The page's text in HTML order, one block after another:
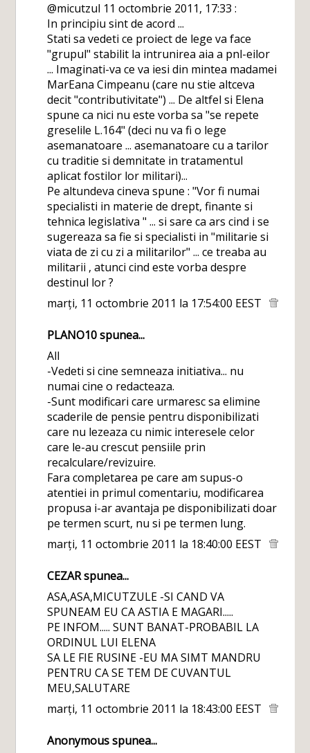
@micutzul 11 octombrie 2011, 17:33 :
In principiu sint de acord ...
Stati sa vedeti ce proiect de lege va face
"grupul" stabilit la intrunirea aia a pnl-eilor
... Imaginati-va ce va iesi din mintea madamei
MarEana Cimpeanu (care nu stie altceva
decit "contributivitate") ... De altfel si Elena
spune ca nici nu este vorba sa "se repete
greselile L.164" (deci nu va fi o lege
asemanatoare ... asemanatoare cu a tarilor
cu traditie si demnitate in tratamentul
aplicat fostilor lor militari)...
Pe altundeva cineva spune : "Vor fi numai
specialisti in materie de drept, finante si
tehnica legislativa " ... si sare ca ars cind i se
sugereaza sa fie si specialisti in "militarie si
viata de zi cu zi a militarilor" ... ce treaba au
militarii , atunci cind este vorba despre
destinul lor ?
marți, 11 octombrie 2011 la 17:54:00 EEST
PLANO10spunea...
All
-Vedeti si cine semneaza initiativa... nu
numai cine o redacteaza.
-Sunt modificari care urmaresc sa elimine
scaderile de pensie pentru disponibilizati
care nu lezeaza cu nimic interesele celor
care le-au crescut pensiile prin
recalculare/revizuire.
Fara completarea pe care am supus-o
atentiei in primul comentariu, modificarea
propusa i-ar avantaja pe disponibilizati doar
pe termen scurt, nu si pe termen lung.
marți, 11 octombrie 2011 la 18:40:00 EEST
CEZARspunea...
ASA,ASA,MICUTZULE -SI CAND VA
SPUNEAM EU CA ASTIA E MAGARI.....
PE INFOM..... SUNT BANAT-PROBABIL LA
ORDINUL LUI ELENA
SA LE FIE RUSINE -EU MA SIMT MANDRU
PENTRU CA SE TEM DE CUVANTUL
MEU,SALUTARE
marți, 11 octombrie 2011 la 18:43:00 EEST
Anonymous spunea...